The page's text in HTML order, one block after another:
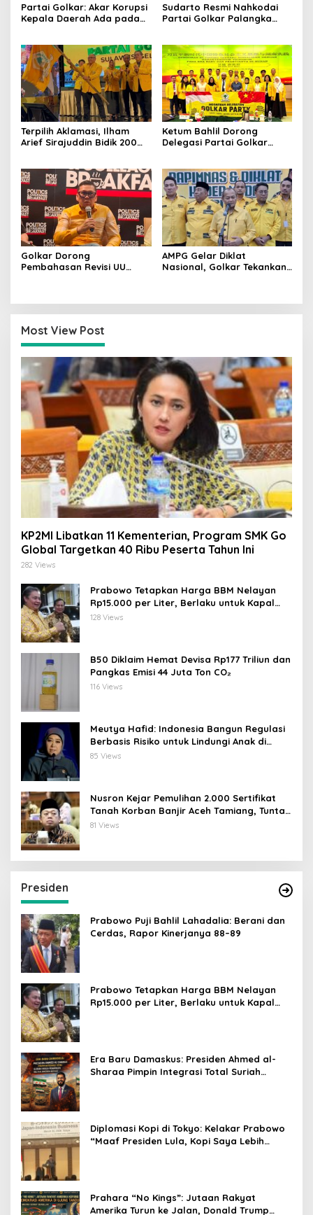
Partai Golkar: Akar Korupsi
Kepala Daerah Ada pada
Sudarto Resmi Nahkodai
Partai Golkar Palangka
Dipercaya Rakyat
Terpilih Aklamasi, Ilham
Arief Sirajuddin Bidik 200
Ketum Bahlil Dorong
Delegasi Partai Golkar
Hingga Industrialisasi dari
China
Golkar Dorong
Pembahasan Revisi UU
AMPG Gelar Diklat
Nasional, Golkar Tekankan
Most View Post
KP2MI Libatkan 11 Kementerian, Program SMK Go
Global Targetkan 40 Ribu Peserta Tahun Ini
282 Views
Prabowo Tetapkan Harga BBM Nelayan
Rp15.000 per Liter, Berlaku untuk Kapal
30-200 GT
128 Views
B50 Diklaim Hemat Devisa Rp177 Triliun dan
Pangkas Emisi 44 Juta Ton CO₂
116 Views
Meutya Hafid: Indonesia Bangun Regulasi
Berbasis Risiko untuk Lindungi Anak di
Dunia Digital
85 Views
Nusron Kejar Pemulihan 2.000 Sertifikat
Tanah Korban Banjir Aceh Tamiang, Tuntas
Desember 2026
81 Views
Presiden
Prabowo Puji Bahlil Lahadalia: Berani dan
Cerdas, Rapor Kinerjanya 88–89
Prabowo Tetapkan Harga BBM Nelayan
Rp15.000 per Liter, Berlaku untuk Kapal
Era Baru Damaskus: Presiden Ahmed al-
Sharaa Pimpin Integrasi Total Suriah
Diplomasi Kopi di Tokyo: Kelakar Prabowo
“Maaf Presiden Lula, Kopi Saya Lebih
Prahara “No Kings”: Jutaan Rakyat
Amerika Turun ke Jalan, Donald Trump